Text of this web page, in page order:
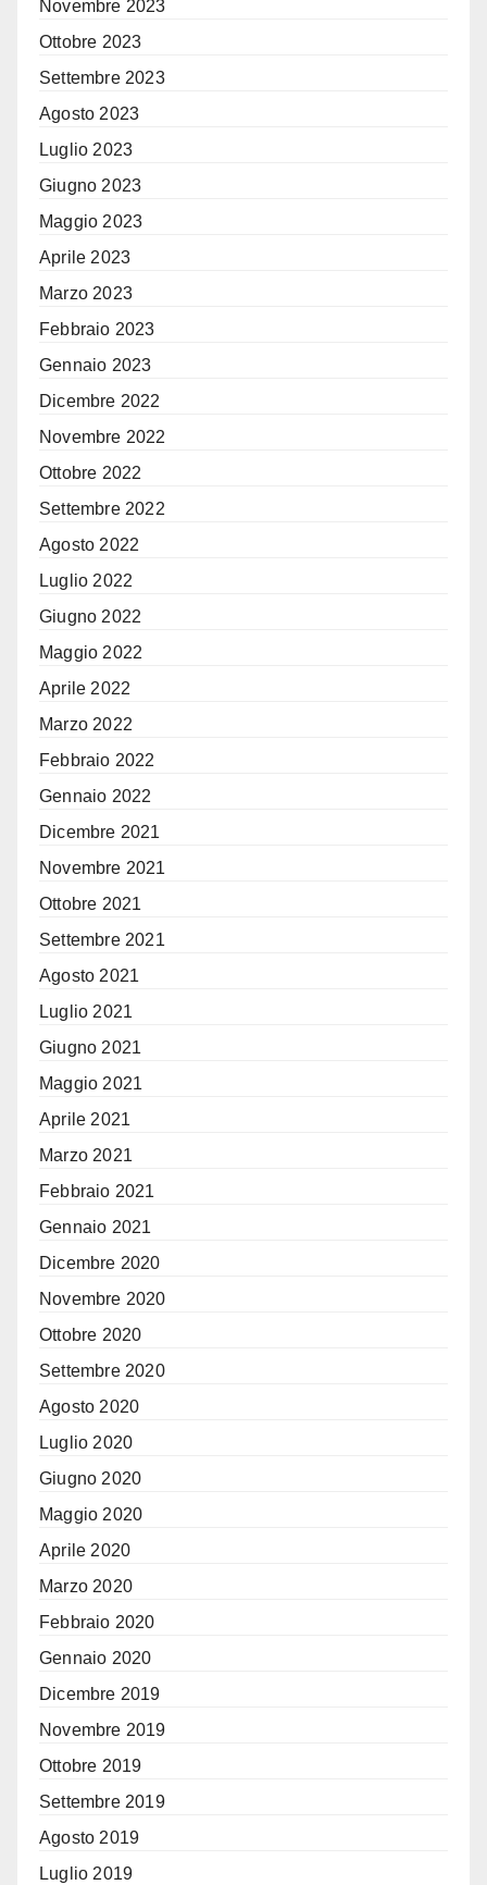
Novembre 2023
Ottobre 2023
Settembre 2023
Agosto 2023
Luglio 2023
Giugno 2023
Maggio 2023
Aprile 2023
Marzo 2023
Febbraio 2023
Gennaio 2023
Dicembre 2022
Novembre 2022
Ottobre 2022
Settembre 2022
Agosto 2022
Luglio 2022
Giugno 2022
Maggio 2022
Aprile 2022
Marzo 2022
Febbraio 2022
Gennaio 2022
Dicembre 2021
Novembre 2021
Ottobre 2021
Settembre 2021
Agosto 2021
Luglio 2021
Giugno 2021
Maggio 2021
Aprile 2021
Marzo 2021
Febbraio 2021
Gennaio 2021
Dicembre 2020
Novembre 2020
Ottobre 2020
Settembre 2020
Agosto 2020
Luglio 2020
Giugno 2020
Maggio 2020
Aprile 2020
Marzo 2020
Febbraio 2020
Gennaio 2020
Dicembre 2019
Novembre 2019
Ottobre 2019
Settembre 2019
Agosto 2019
Luglio 2019